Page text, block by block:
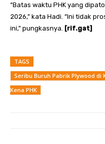
“Batas waktu PHK yang
2026,” kata Hadi. “Ini tidak
ini,” pungkasnya.
[rif.gat]
TAGS
Seribu Buruh Pabrik Plywood di
Kena PHK